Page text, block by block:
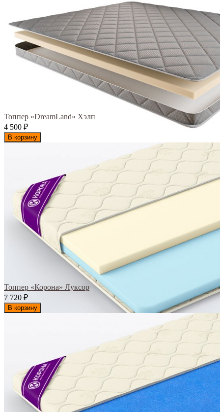
Топпер «DreamLand» Хэлп
4 500 ₽
В корзину
Топпер «Корона» Луксор
7 720 ₽
В корзину